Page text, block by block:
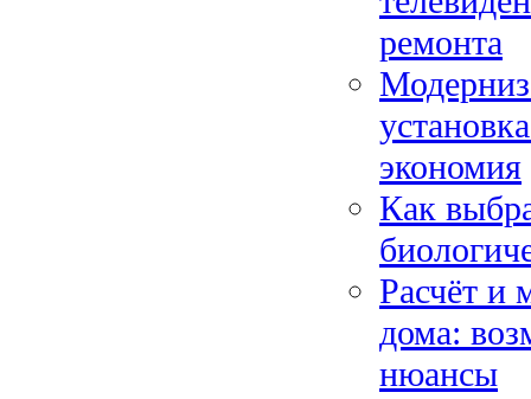
ремонта
экономия
Как
Расчёт и
дома:
нюансы